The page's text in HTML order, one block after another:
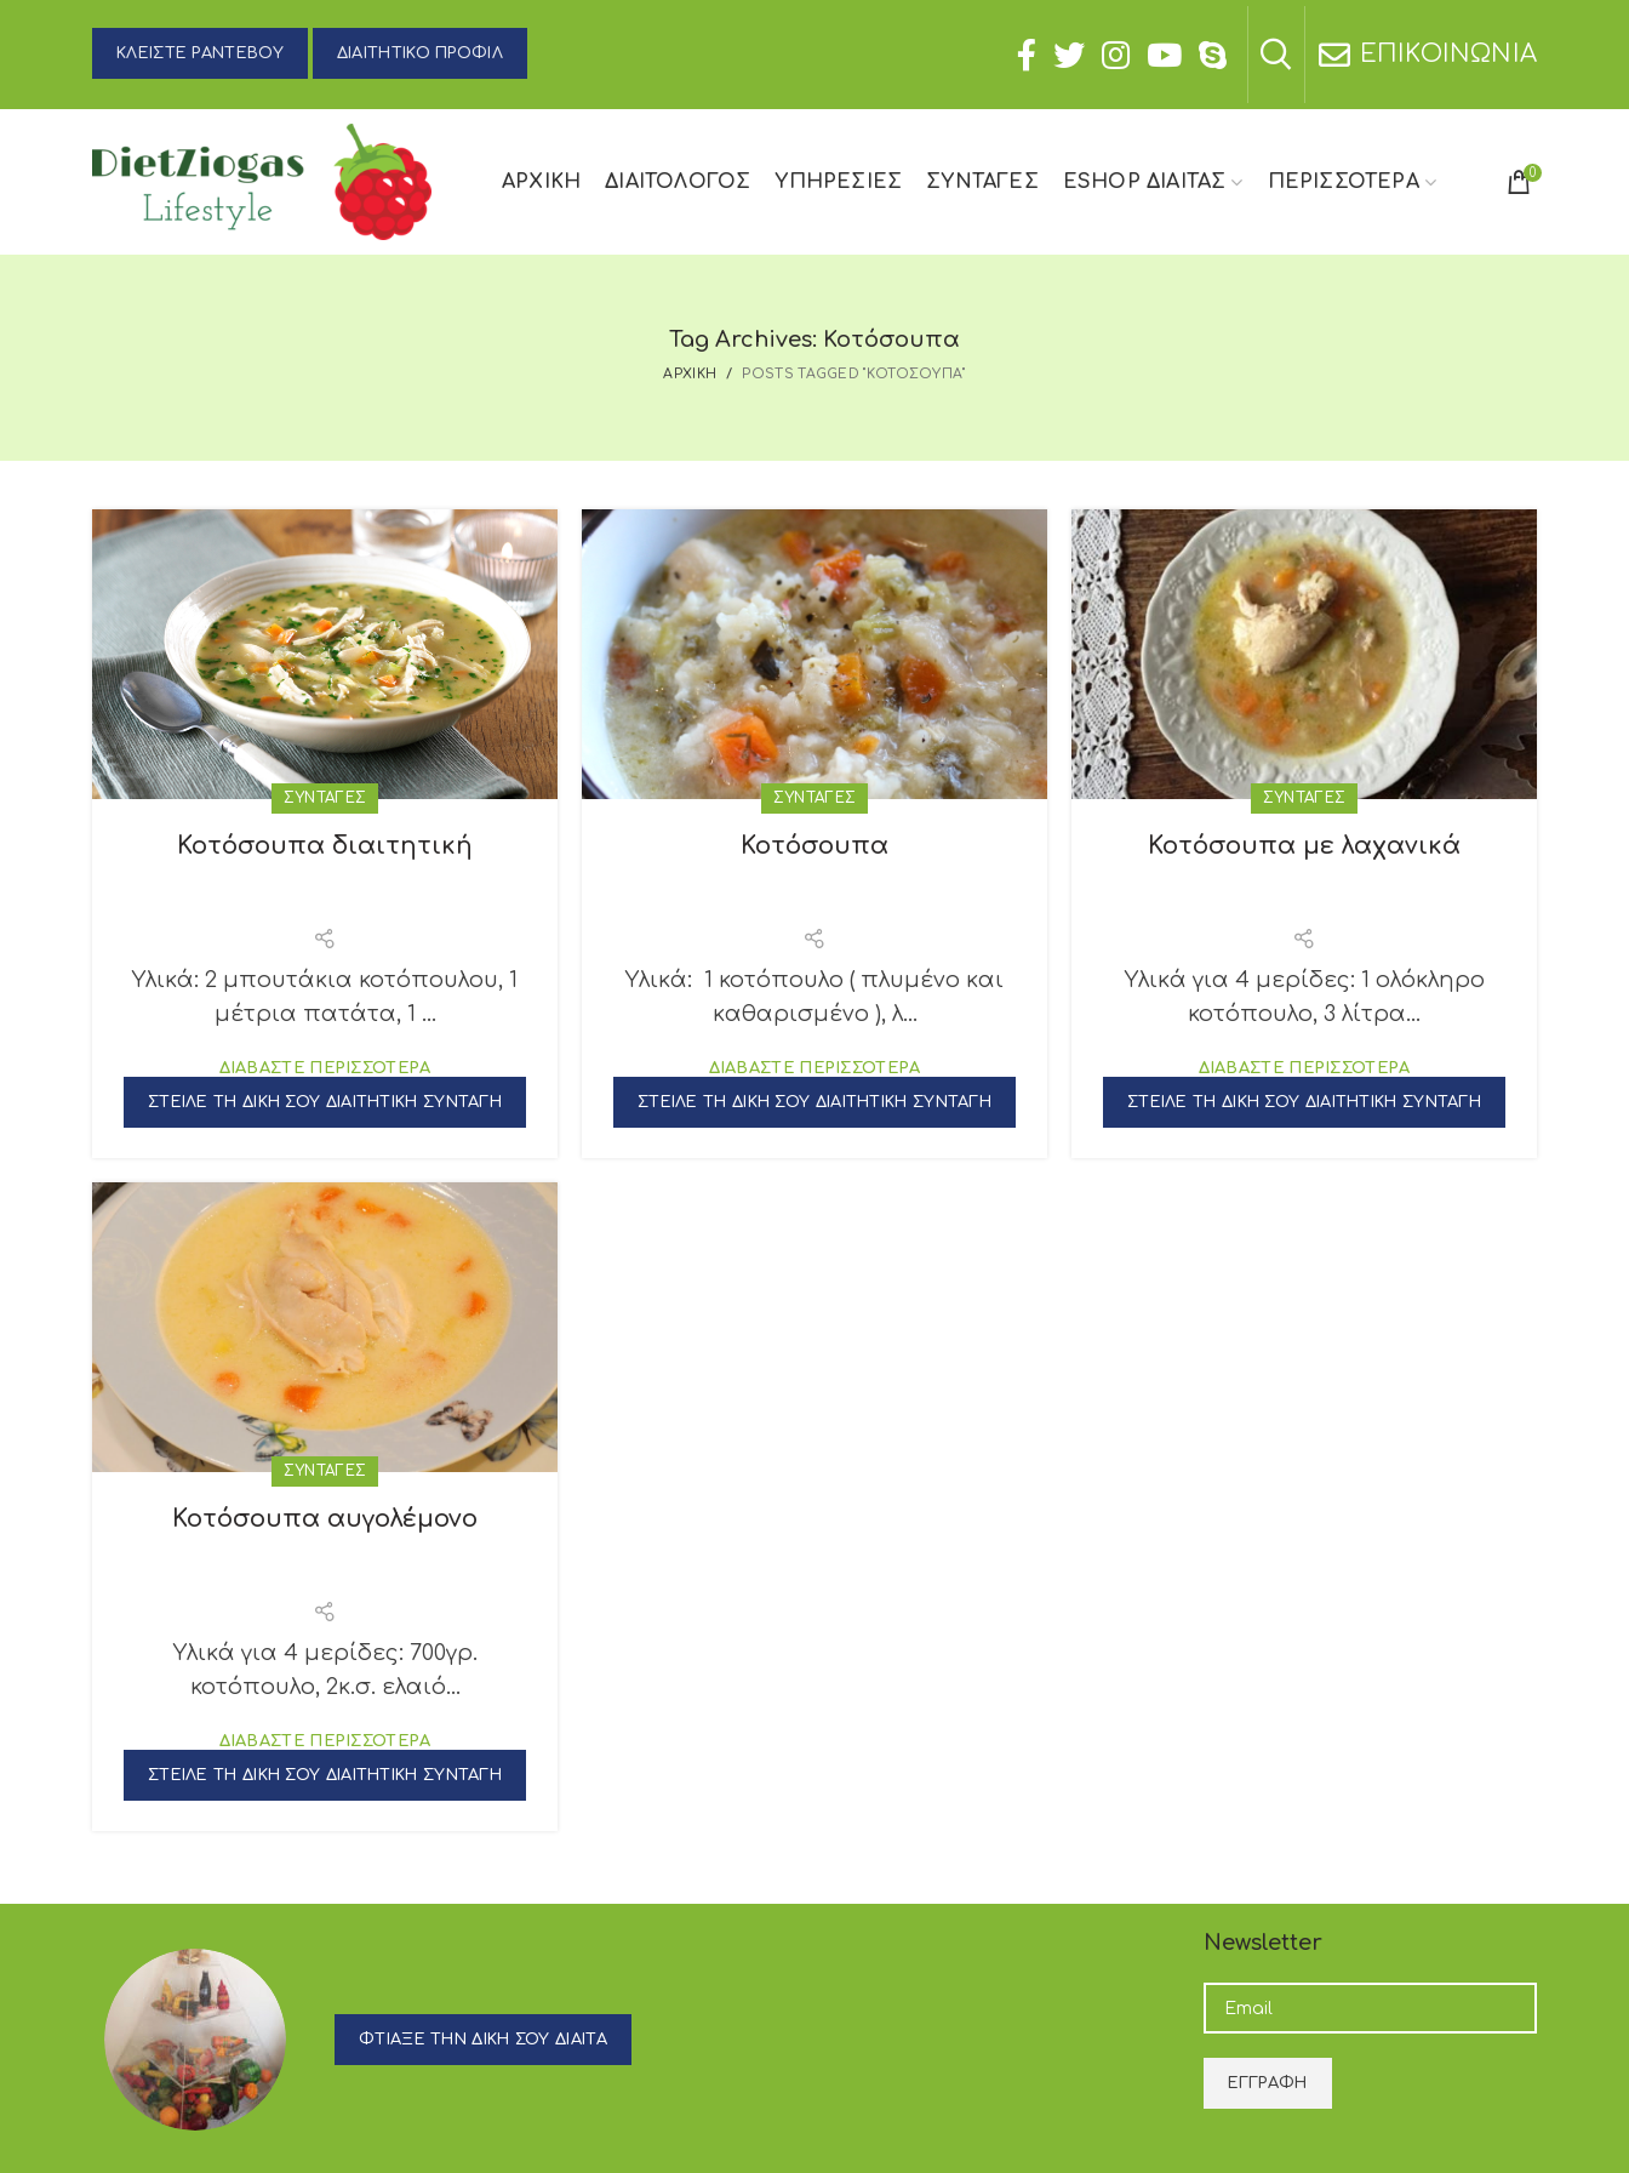
ΚΛΕΙΣΤΕ ΡΑΝΤΕΒΟΥ ΔΙΑΙΤΗΤΙΚΟ ΠΡΟΦΙΛ ΕΠΙΚΟΙΝΩΝΙΑ
ΑΡΧΙΚΗ ΔΙΑΙΤΟΛΟΓΟΣ ΥΠΗΡΕΣΙΕΣ ΣΥΝΤΑΓΕΣ ESHOP ΔΙΑΙΤΑΣ ΠΕΡΙΣΣΟΤΕΡΑ 0
Tag Archives: Κοτόσουπα
ΑΡΧΙΚΗ POSTS TAGGED "ΚΟΤΟΣΟΥΠΑ"
ΣΥΝΤΑΓΕΣ
Κοτόσουπα διαιτητική
Υλικά: 2 μπουτάκια κοτόπουλου, 1
μέτρια πατάτα, 1 ...
ΔΙΑΒΑΣΤΕ ΠΕΡΙΣΣΟΤΕΡΑ
ΣΤΕΙΛΕ ΤΗ ΔΙΚΗ ΣΟΥ ΔΙΑΙΤΗΤΙΚΗ ΣΥΝΤΑΓΗ
ΣΥΝΤΑΓΕΣ
Κοτόσουπα
Υλικά: 1 κοτόπουλο ( πλυμένο και
καθαρισμένο ), λ...
ΔΙΑΒΑΣΤΕ ΠΕΡΙΣΣΟΤΕΡΑ
ΣΤΕΙΛΕ ΤΗ ΔΙΚΗ ΣΟΥ ΔΙΑΙΤΗΤΙΚΗ ΣΥΝΤΑΓΗ
ΣΥΝΤΑΓΕΣ
Κοτόσουπα με λαχανικά
Υλικά για 4 μερίδες: 1 ολόκληρο
κοτόπουλο, 3 λίτρα...
ΔΙΑΒΑΣΤΕ ΠΕΡΙΣΣΟΤΕΡΑ
ΣΤΕΙΛΕ ΤΗ ΔΙΚΗ ΣΟΥ ΔΙΑΙΤΗΤΙΚΗ ΣΥΝΤΑΓΗ
ΣΥΝΤΑΓΕΣ
Κοτόσουπα αυγολέμονο
Υλικά για 4 μερίδες: 700γρ.
κοτόπουλο, 2κ.σ. ελαιό...
ΔΙΑΒΑΣΤΕ ΠΕΡΙΣΣΟΤΕΡΑ
ΣΤΕΙΛΕ ΤΗ ΔΙΚΗ ΣΟΥ ΔΙΑΙΤΗΤΙΚΗ ΣΥΝΤΑΓΗ
ΦΤΙΑΞΕ ΤΗΝ ΔΙΚΗ ΣΟΥ ΔΙΑΙΤΑ
Newsletter